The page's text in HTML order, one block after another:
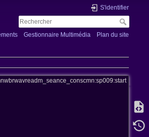
S'identifier
Gestionnaire Multimédia Plan du site